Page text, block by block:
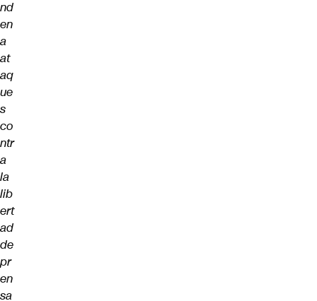
nd
en
a
at
aq
ue
s
co
ntr
a
la
lib
ert
ad
de
pr
en
sa